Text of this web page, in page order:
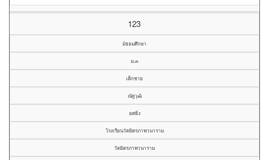
123
มัธยมศึกษา
ม.๓
เด็กชาย
ณัฐวุฒิ
ยศยิ่ง
โรงเรียนวัดมิตรภาพวนาราม
วัดมิตรภาพวนาราม